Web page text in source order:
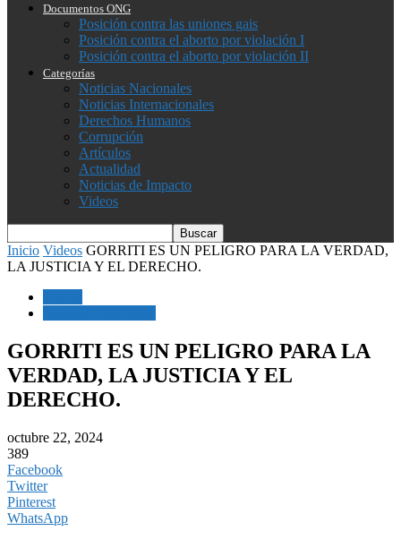
Documentos ONG
Posición contra las uniones gais
Posición contra el aborto por violación I
Posición contra el aborto por violación II
Categorías
Noticias Nacionales
Noticias Internacionales
Derechos Humanos
Corrupción
Artículos
Actualidad
Noticias de Impacto
Videos
Inicio Videos GORRITI ES UN PELIGRO PARA LA VERDAD,
LA JUSTICIA Y EL DERECHO.
GORRITI ES UN PELIGRO PARA LA
VERDAD, LA JUSTICIA Y EL
DERECHO.
octubre 22, 2024
389
Facebook
Twitter
Pinterest
WhatsApp